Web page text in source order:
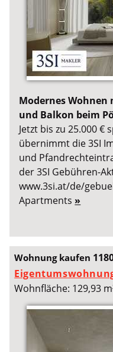
Modernes Wohnen
und Balkon beim
Jetzt bis zu 25.000 €
übernimmt die 3SI
und
der 3SI Gebühren-
www.3si.at/de/
Apartments »
Wohnung kaufen
Wohnfläche: 129,93